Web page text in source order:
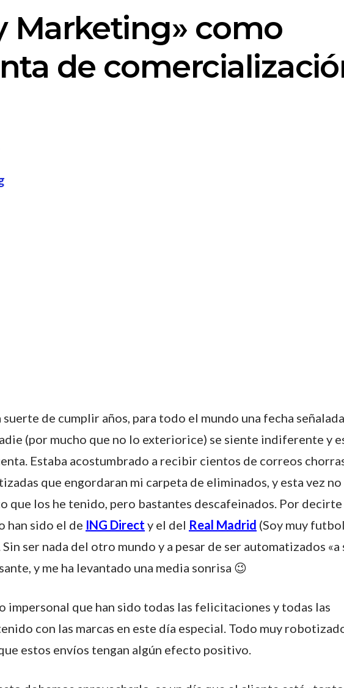
Marketing» como
de
de cumplir años, para todo el mundo una fecha
(por mucho que no lo exteriorice) se siente indiferente y
Estaba acostumbrado a recibir cientos de correos
que engordaran mi carpeta de eliminados, y esta vez no
que los he tenido, pero bastantes descafeinados. Por
han sido el de ING Direct y el del Real Madrid (Soy muy
ser nada del otro mundo y a pesar de ser automatizados «a
y me ha levantado una media sonrisa 😉
impersonal que han sido todas las felicitaciones y todas las
con las marcas en este día especial. Todo muy
estos envíos tengan algún efecto positivo.